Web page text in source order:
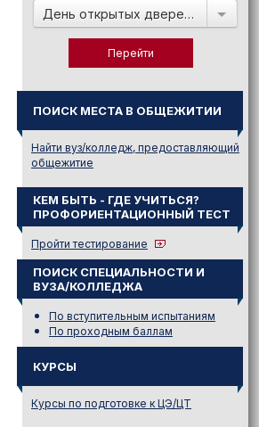
День открытых дверей в:
ПОИСК МЕСТА В ОБЩЕЖИТИИ
Найти вуз/колледж, предоставляющий
общежитие
КЕМ БЫТЬ - ГДЕ УЧИТЬСЯ?
ПРОФОРИЕНТАЦИОННЫЙ ТЕСТ
Пройти тестирование
ПОИСК СПЕЦИАЛЬНОСТИ И
ВУЗА/КОЛЛЕДЖА
По вступительным испытаниям
По проходным баллам
КУРСЫ
Курсы по подготовке к ЦЭ/ЦТ